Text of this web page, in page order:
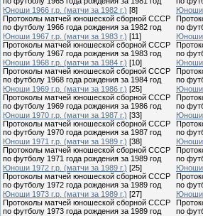
Юноши 1966 г.р. (матчи за 1982 г.) [8]
Протоколы матчей юношеской сборной СССР
по футболу 1966 года рождения за 1982 год
Юноши
по
Юноши 1967 г.р. (матчи за 1983 г.) [11]
Протоколы матчей юношеской сборной СССР
по футболу 1967 года рождения за 1983 год
Юноши
по
Юноши 1968 г.р. (матчи за 1984 г.) [10]
Протоколы матчей юношеской сборной СССР
по футболу 1968 года рождения за 1984 год
Юноши
по
Юноши 1969 г.р. (матчи за 1986 г.) [25]
Протоколы матчей юношеской сборной СССР
по футболу 1969 года рождения за 1986 год
Юноши
по
Юноши 1970 г.р. (матчи за 1987 г.) [33]
Протоколы матчей юношеской сборной СССР
по футболу 1970 года рождения за 1987 год
Юноши
по
Юноши 1971 г.р. (матчи за 1989 г.) [38]
Протоколы матчей юношеской сборной СССР
по футболу 1971 года рождения за 1989 год
Юноши
по
Юноши 1972 г.р. (матчи за 1989 г.) [25]
Протоколы матчей юношеской сборной СССР
по футболу 1972 года рождения за 1989 год
Юноши
по
Юноши 1973 г.р. (матчи за 1989 г.) [27]
Протоколы матчей юношеской сборной СССР
по футболу 1973 года рождения за 1989 год
Юноши
по